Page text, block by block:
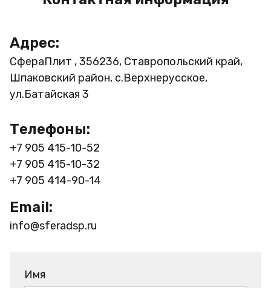
Адрес:
СфераПлит , 356236, Ставропольский край,
Шпаковский район, с.Верхнерусское,
ул.Батайская 3
Телефоны:
+7 905 415-10-52
+7 905 415-10-32
+7 905 414-90-14
Email:
info@sferadsp.ru
Имя